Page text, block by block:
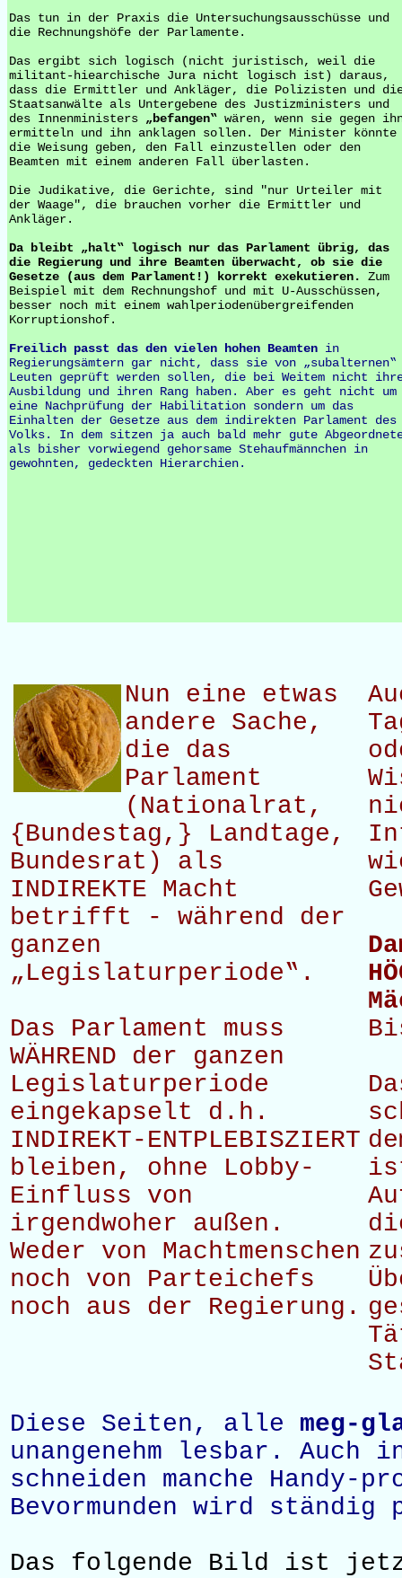
Das tun in der Praxis die Untersuchungsausschüsse und
die Rechnungshöfe der Parlamente.
Das ergibt sich logisch (nicht juristisch, weil die
militant-hiearchische Jura nicht logisch ist) daraus,
dass die Ermittler und Ankläger, die Polizisten und
Staatsanwälte als Untergebene des Justizministers und
des Innenministers „befangen‟ wären, wenn sie gegen
ermitteln und ihn anklagen sollen. Der Minister könnte
die Weisung geben, den Fall einzustellen oder den
Beamten mit einem anderen Fall überlasten.
Die Judikative, die Gerichte, sind "nur Urteiler mit
der Waage", die brauchen vorher die Ermittler und
Ankläger.
Da bleibt „halt‟ logisch nur das Parlament übrig, das
die Regierung und ihre Beamten überwacht, ob sie die
Gesetze (aus dem Parlament!) korrekt exekutieren.
Zum
Beispiel mit dem Rechnungshof und mit U-Ausschüssen,
besser noch mit einem wahlperiodenübergreifenden
Korruptionshof.
Freilich passt das den vielen hohen Beamten in
Regierungsämtern gar nicht, dass sie von „subalternen‟
Leuten geprüft werden sollen, die bei Weitem nicht
Ausbildung und ihren Rang haben. Aber es geht nicht um
eine Nachprüfung der Habilitation sondern um das
Einhalten der Gesetze aus dem indirekten Parlament des
Volks. In dem sitzen ja auch bald mehr gute
als bisher vorwiegend gehorsame Stehaufmännchen in
gewohnten, gedeckten Hierarchien.
Nun eine etwas
andere Sache,
die das
Parlament
(Nationalrat,
{Bundestag,} Landtage,
Bundesrat) als
INDIREKTE Macht
betrifft - während der
ganzen
„Legislaturperiode‟.
Das Parlament muss
WÄHREND der ganzen
Legislaturperiode
eingekapselt d.h.
INDIREKT-ENTPLEBISZIERT
bleiben, ohne Lobby-
Einfluss von
irgendwoher außen.
Weder von Machtmenschen
noch von Parteichefs
noch aus der Regierung.
Diese Seiten, alle meg-
unangenehm lesbar.
schneiden manche
Bevormunden wird
Das folgende Bild ist